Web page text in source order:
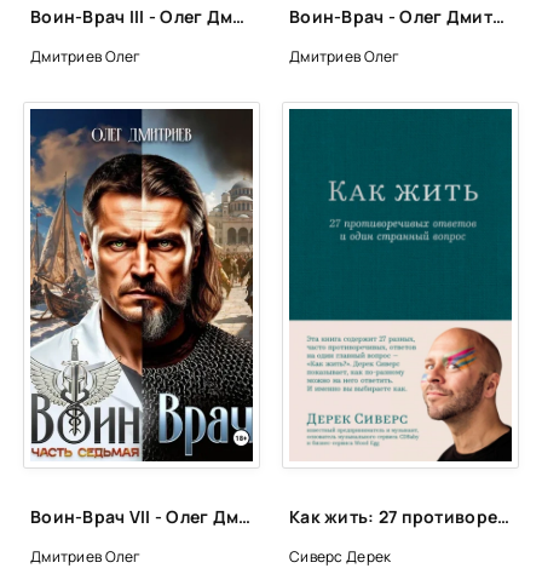
Воин-Врач III - Олег Дмитриев
Дмитриев Олег
Воин-Врач - Олег Дмитриев
Дмитриев Олег
Воин-Врач VII - Олег Дмитриев
Дмитриев Олег
Как жить: 27 противоречивых ответов и один странный вопрос - Дерек Сиверс
Сиверс Дерек